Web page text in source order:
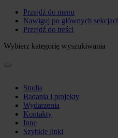
Przejdź do menu
Nawiguj po głównych
Przejdź do treści
Wybierz kategorię wyszukiwania
Studia
Badania i projekty
Wydarzenia
Kontakty
Inne
Szybkie linki